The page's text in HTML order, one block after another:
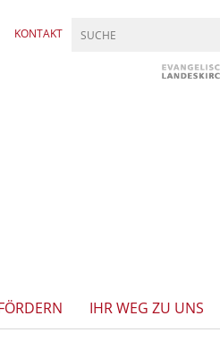
KONTAKT
IHR WEG ZU UNS